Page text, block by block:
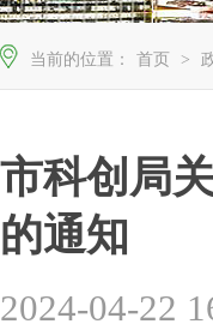
当前的位置： 首页 >
市科创局
的通知
2024-04-22